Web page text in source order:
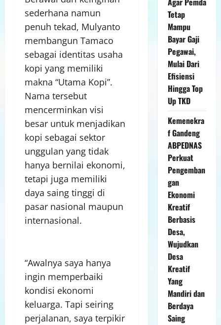
sederhana namun
penuh tekad, Mulyanto
membangun Tamaco
sebagai identitas usaha
kopi yang memiliki
makna “Utama Kopi”.
Nama tersebut
mencerminkan visi
besar untuk menjadikan
kopi sebagai sektor
unggulan yang tidak
hanya bernilai ekonomi,
tetapi juga memiliki
daya saing tinggi di
pasar nasional maupun
internasional.
“Awalnya saya hanya
ingin memperbaiki
kondisi ekonomi
keluarga. Tapi seiring
perjalanan, saya terpikir
Tetap
Mampu
Bayar Gaji
Pegawai,
Mulai Dari
Efisiensi
Hingga Top
Up TKD
Kemenekra
f Gandeng
ABPEDNAS
Perkuat
Pengemban
gan
Ekonomi
Kreatif
Berbasis
Desa,
Wujudkan
Desa
Kreatif
Yang
Mandiri dan
Berdaya
Saing